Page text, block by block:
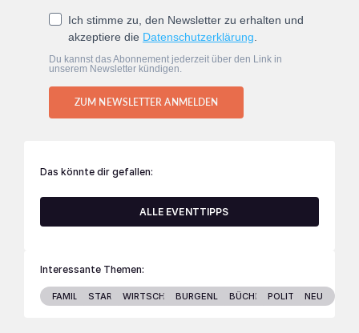
Ich stimme zu, den Newsletter zu erhalten und
akzeptiere die Datenschutzerklärung
Du kannst das Abonnement jederzeit über den Link in
unserem Newsletter kündigen.
ZUM NEWSLETTER ANMELDEN
Das könnte dir gefallen:
ALLE EVENTTIPPS
Interessante Themen:
FAMILIE STARS WIRTSCHAFTBURGENLANDBÜCHER POLITIK NEU